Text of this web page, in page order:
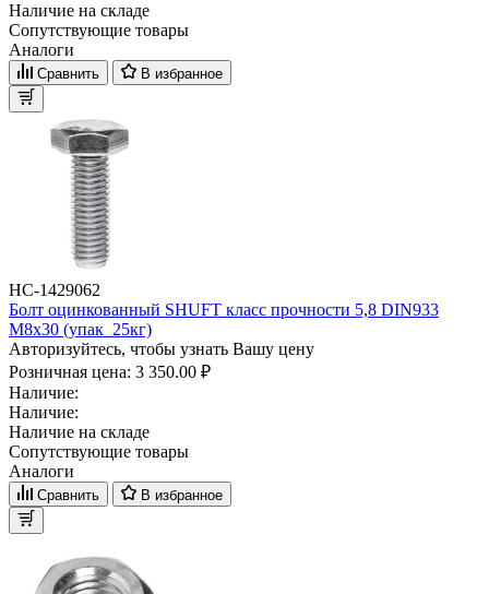
Наличие на складе
Сопутствующие товары
Аналоги
Сравнить В избранное
НС-1429062
Болт оцинкованный SHUFT класс прочности 5,8 DIN933
М8x30 (упак_25кг)
Авторизуйтесь, чтобы узнать Вашу цену
Розничная цена: 3 350.00 ₽
Наличие:
Наличие:
Наличие на складе
Сопутствующие товары
Аналоги
Сравнить В избранное